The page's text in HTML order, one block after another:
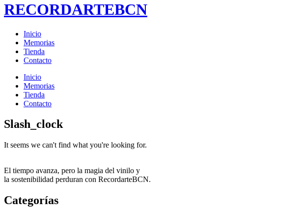
RECORDARTEBCN
Inicio
Memorias
Tienda
Contacto
Inicio
Memorias
Tienda
Contacto
Slash_clock
It seems we can't find what you're looking for.
El tiempo avanza, pero la magia del vinilo y
la sostenibilidad perduran con RecordarteBCN.
Categorías